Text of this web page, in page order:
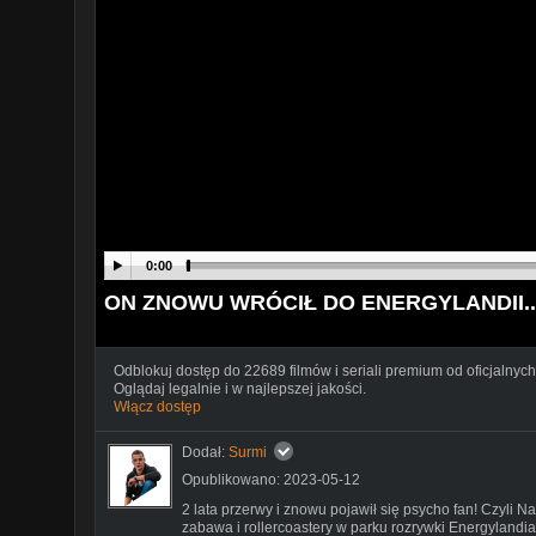
0:00
ON ZNOWU WRÓCIŁ DO
Odblokuj dostęp do 22689 filmów i seriali premium od
Oglądaj legalnie i w najlepszej jakości.
Włącz dostęp
Dodał: Surmi
Opublikowano: 2023-05-12
2 lata przerwy i znowu pojawił się psycho fan! Czyli
zabawa i rollercoastery w parku rozrywki